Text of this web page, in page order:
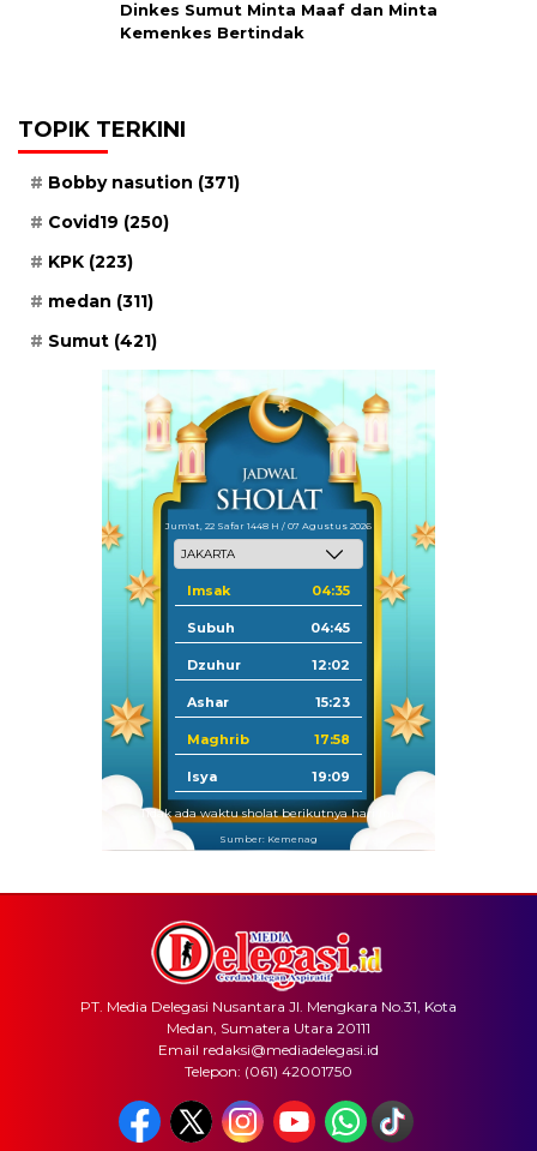
Dinkes Sumut Minta Maaf dan Minta
Kemenkes Bertindak
TOPIK TERKINI
Bobby nasution (371)
Covid19 (250)
KPK (223)
medan (311)
Sumut (421)
Jum'at, 22 Safar 1448 H / 07 Agustus 2026
Imsak 04:35
Subuh 04:45
Dzuhur 12:02
Ashar 15:23
Maghrib 17:58
Isya 19:09
Tidak ada waktu sholat berikutnya hari ini.
Sumber: Kemenag
PT. Media Delegasi Nusantara Jl. Mengkara No.31, Kota
Medan, Sumatera Utara 20111
Email redaksi@mediadelegasi.id
Telepon: (061) 42001750